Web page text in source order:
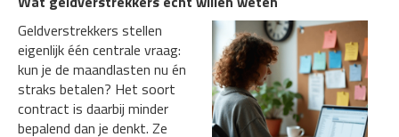
Geldverstrekkers stellen
eigenlijk één centrale vraag:
kun je de maandlasten nu én
straks betalen? Het soort
contract is daarbij minder
bepalend dan je denkt. Ze